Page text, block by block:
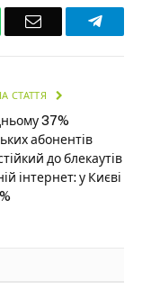
Email
СТАТТЯ
37%
абонентів
до блекаутів
інтернет: у Києві